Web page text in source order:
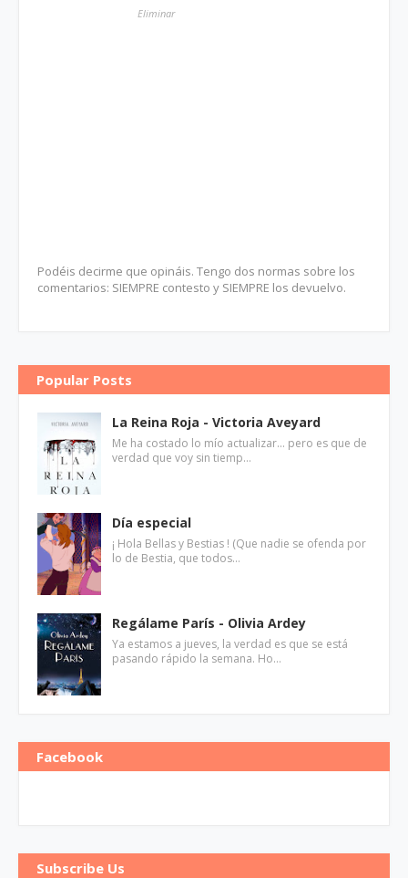
Eliminar
Podéis decirme que opináis. Tengo dos normas sobre los
comentarios: SIEMPRE contesto y SIEMPRE los devuelvo.
Popular Posts
La Reina Roja - Victoria Aveyard
Me ha costado lo mío actualizar... pero es que de
verdad que voy sin tiemp…
Día especial
¡ Hola Bellas y Bestias ! (Que nadie se ofenda por
lo de Bestia, que todos…
Regálame París - Olivia Ardey
Ya estamos a jueves, la verdad es que se está
pasando rápido la semana. Ho…
Facebook
Subscribe Us